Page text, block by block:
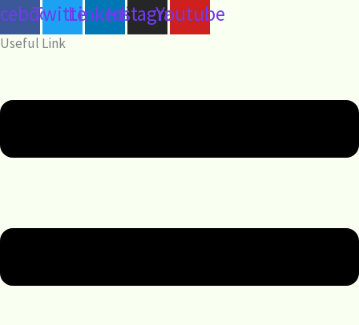
TwitterLinkedinInstagramYoutube
Useful Link